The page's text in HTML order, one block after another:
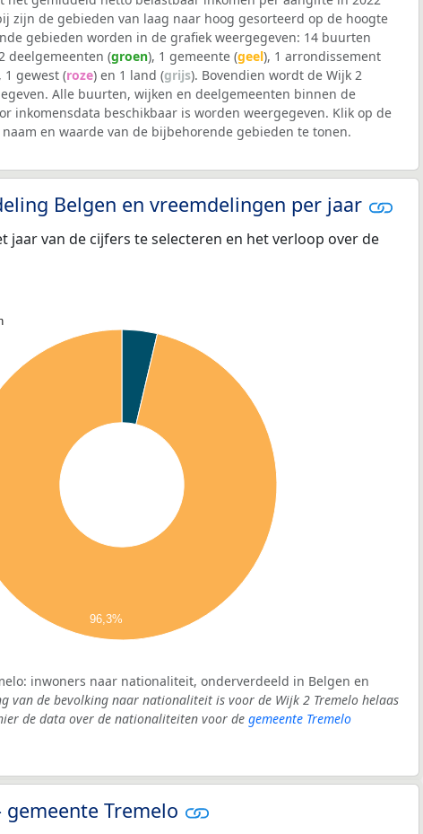
zijn de gebieden van laag naar hoog gesorteerd op de hoogte
gebieden worden in de grafiek weergegeven: 14 buurten
deelgemeenten (groen), 1 gemeente (geel), 1 arrondissement
1 gewest (roze) en 1 land (grijs). Bovendien wordt de Wijk 2
Alle buurten, wijken en deelgemeenten binnen de
inkomensdata beschikbaar is worden weergegeven. Klik op de
en waarde van de bijbehorende gebieden te tonen.
Belgen en vreemdelingen per jaar
jaar van de cijfers te selecteren en het verloop over de
96,3%
inwoners naar nationaliteit, onderverdeeld in Belgen en
van de bevolking naar nationaliteit is voor de Wijk 2 Tremelo helaas
de data over de nationaliteiten voor de gemeente Tremelo
Tremelo